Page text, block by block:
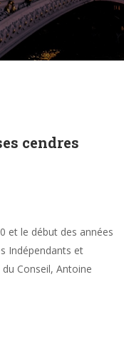
cendres
et le début des années
Indépendants et
Conseil, Antoine